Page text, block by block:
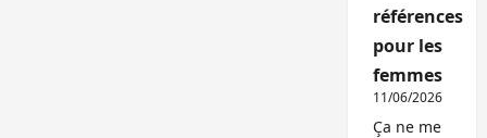
références
pour les
femmes
11/06/2026
Ça ne me